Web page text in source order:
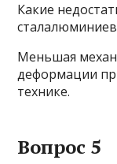
Какие
Меньшая
деформации
технике.
Вопрос 5